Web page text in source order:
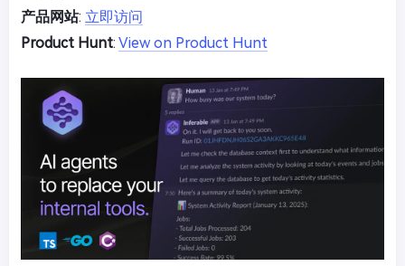
产品网站: 立即访问
Product Hunt: View on Product Hunt